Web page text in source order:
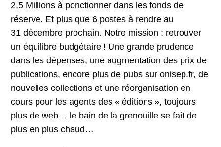
2,5 Millions à ponctionner dans les fonds de
réserve. Et plus que 6 postes à rendre au
31 décembre prochain. Notre mission : retrouver
un équilibre budgétaire ! Une grande prudence
dans les dépenses, une augmentation des prix de
publications, encore plus de pubs sur onisep.fr, de
nouvelles collections et une réorganisation en
cours pour les agents des « éditions », toujours
plus de web… le bain de la grenouille se fait de
plus en plus chaud…